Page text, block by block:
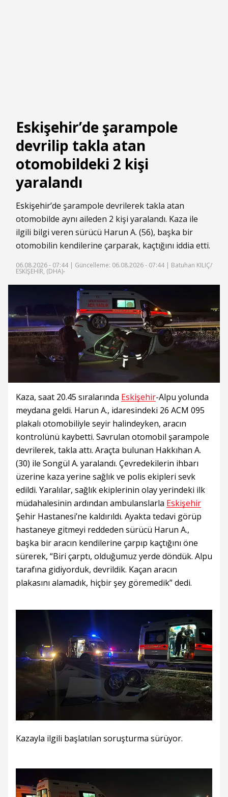
Eskişehir’de şarampole
devrilip takla atan
otomobildeki 2 kişi
yaralandı
Eskişehir’de şarampole devrilerek takla atan
otomobilde aynı aileden 2 kişi yaralandı. Kaza ile
ilgili bilgi veren sürücü Harun A. (56), başka bir
otomobilin kendilerine çarparak, kaçtığını iddia etti.
06.08.2026 - 07:44 | Güncelleme: 06.08.2026 - 07:44 | Batuhan KILIÇ/
ESKİŞEHİR, (DHA)-
Kaza, saat 20.45 sıralarında Eskişehir-Alpu yolunda
meydana geldi. Harun A., idaresindeki 26 ACM 095
plakalı otomobiliyle seyir halindeyken, aracın
kontrolünü kaybetti. Savrulan otomobil şarampole
devrilerek, takla attı. Araçta bulunan Hakkıhan A.
(30) ile Songül A. yaralandı. Çevredekilerin ihbarı
üzerine kaza yerine sağlık ve polis ekipleri sevk
edildi. Yaralılar, sağlık ekiplerinin olay yerindeki ilk
müdahalesinin ardından ambulanslarla Eskişehir
Şehir Hastanesi’ne kaldırıldı. Ayakta tedavi görüp
hastaneye gitmeyi reddeden sürücü Harun A.,
başka bir aracın kendilerine çarpıp kaçtığını öne
sürerek, “Biri çarptı, olduğumuz yerde döndük. Alpu
tarafına gidiyorduk, devrildik. Kaçan aracın
plakasını alamadık, hiçbir şey göremedik” dedi.
Kazayla ilgili başlatılan soruşturma sürüyor.